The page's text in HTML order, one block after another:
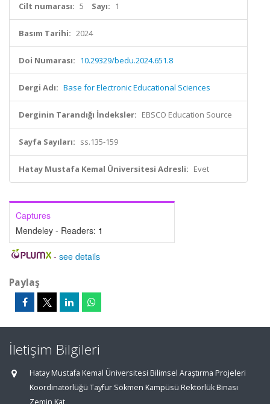
Cilt numarası: 5 Sayı: 1
Basım Tarihi: 2024
Doi Numarası: 10.29329/bedu.2024.651.8
Dergi Adı: Base for Electronic Educational Sciences
Derginin Tarandığı İndeksler: EBSCO Education Source
Sayfa Sayıları: ss.135-159
Hatay Mustafa Kemal Üniversitesi Adresli: Evet
Captures
Mendeley - Readers: 1
- see details
Paylaş
İletişim Bilgileri
Hatay Mustafa Kemal Üniversitesi Bilimsel Araştırma Projeleri
Koordinatörlüğü Tayfur Sökmen Kampüsü Rektörlük Binası
Zemin Kat